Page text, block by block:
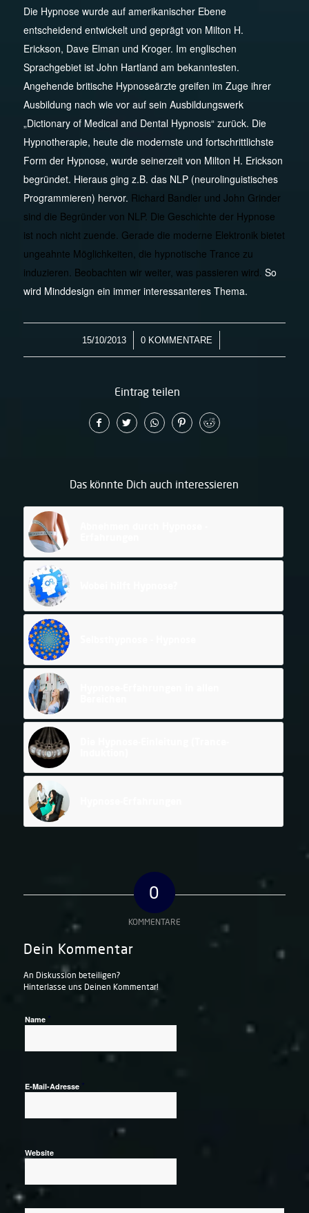
Die Hypnose wurde auf amerikanischer Ebene
entscheidend entwickelt und geprägt von Milton H.
Erickson, Dave Elman und Kroger. Im englischen
Sprachgebiet ist John Hartland am bekanntesten.
Angehende britische Hypnoseärzte greifen im Zuge ihrer
Ausbildung nach wie vor auf sein Ausbildungswerk
„Dictionary of Medical and Dental Hypnosis“ zurück. Die
Hypnotherapie, heute die modernste und fortschrittlichste
Form der Hypnose, wurde seinerzeit von Milton H. Erickson
begründet. Hieraus ging z.B. das NLP (neurolinguistisches
Programmieren) hervor. Richard Bandler und John Grinder
sind die Begründer von NLP. Die Geschichte der Hypnose
ist noch nicht zuende. Gerade die moderne Elektronik bietet
ungeahnte Möglichkeiten, die hypnotische Trance zu
induzieren. Beobachten wir weiter, was passieren wird. So
wird Minddesign ein immer interessanteres Thema.
15/10/2013
/ 0 KOMMENTARE
/
Eintrag teilen
Das könnte Dich auch interessieren
0
KOMMENTARE
Dein Kommentar
An Diskussion beteiligen?
Hinterlasse uns Deinen Kommentar!
Name *
E-Mail-Adresse *
Website